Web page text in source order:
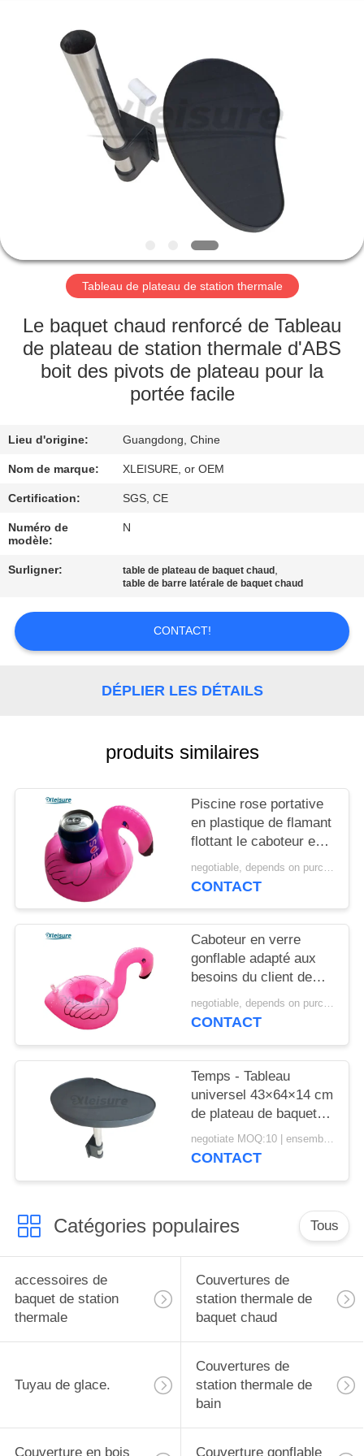
PRODUCTS
FACTORY
TOUR
QUALITY
CONTROL
US
REQUEST
A
QUOTE
DU
SITE
Tableau de plateau de station thermale
Le baquet chaud renforcé de Tableau
de plateau de station thermale d'ABS
boit des pivots de plateau pour la
portée facile
Lieu d'origine: Guangdong, Chine
Nom de marque: XLEISURE, or OEM
Certification: SGS, CE
Numéro de
modèle:
N
Surligner: table de plateau de baquet chaud ,
table de barre latérale de baquet chaud
CONTACT!
DÉPLIER LES DÉTAILS
produits similaires
Piscine rose portative
en plastique de flamant
flottant le caboteur en
verre gonflable fait sur
commande de
negotiable, depends on purchase volume MOQ:120 pcs
CONTACT
Caboteur en verre
gonflable adapté aux
besoins du client de
boissons de flotteur de
support de support de
thermale de natation de
piscine de station
thermale
negotiable, depends on purchase volume MOQ:120 pcs
CONTACT
Temps - Tableau
universel 43×64×14 cm
de plateau de baquet
chaud de station
thermale de Tableau
negotiate MOQ:10 | ensemble 100
CONTACT
Catégories populaires Tous
accessoires de
baquet de station
thermale
Couvertures de
station thermale de
baquet chaud
Tuyau de glace.
Couvertures de
station thermale de
bain
Couverture en bois Couverture gonflable